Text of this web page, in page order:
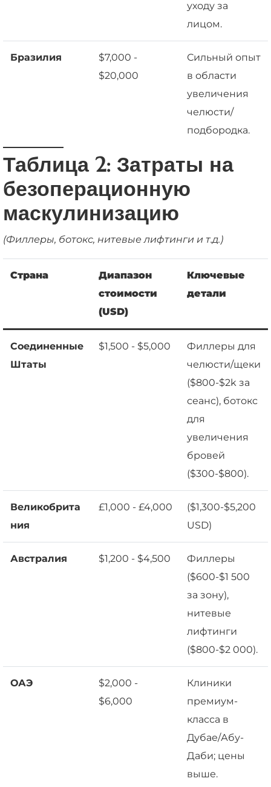
уходу за
лицом.
Бразилия
$7,000 -
$20,000
Сильный опыт
в области
увеличения
челюсти/
подбородка.
Таблица 2: Затраты на
безоперационную
маскулинизацию
(Филлеры, ботокс, нитевые лифтинги и т.д.)
Страна
Диапазон
стоимости
(USD)
Ключевые
детали
Соединенные
Штаты
$1,500 - $5,000
Филлеры для
челюсти/щеки
($800-$2k за
сеанс), ботокс
для
увеличения
бровей
($300-$800).
Великобрита
ния
£1,000 - £4,000
($1,300-$5,200
USD)
Австралия $1,200 - $4,500
Филлеры
($600-$1 500
за зону),
нитевые
лифтинги
($800-$2 000).
ОАЭ
$2,000 -
$6,000
Клиники
премиум-
класса в
Дубае/Абу-
Даби; цены
выше.